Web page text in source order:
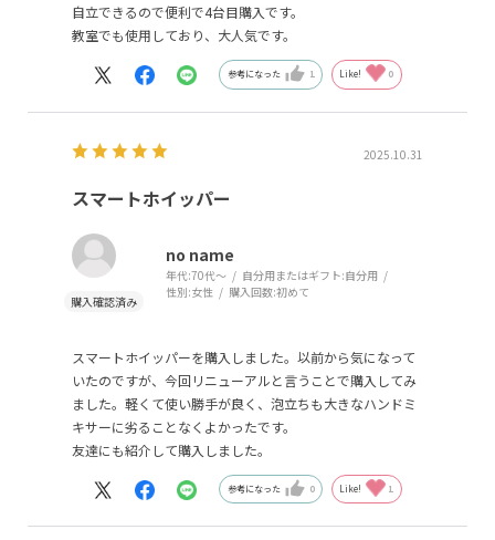
自立できるので便利で4台目購入です。
教室でも使用しており、大人気です。
参考になった 1 Like! 0
2025.10.31
スマートホイッパー
no name
年代:70代～ 自分用またはギフト:自分用
性別:女性 購入回数:初めて
スマートホイッパーを購入しました。以前から気になって
いたのですが、今回リニューアルと言うことで購入してみ
ました。軽くて使い勝手が良く、泡立ちも大きなハンドミ
キサーに劣ることなくよかったです。
友達にも紹介して購入しました。
参考になった 0 Like! 1